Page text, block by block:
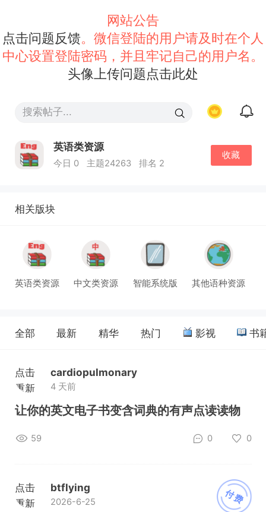
网站公告
点击问题反馈。微信登陆的用户请及时在个人
中心设置登陆密码，并且牢记自己的用户名。
头像上传问题点击此处
英语类资源
今日 0 主题24263 排名 2
收藏
相关版块
英语类资源 中文类资源 智能系统版 其他语种资源
全部 最新 精华 热门 影视 书
点击
重新
加载
cardiopulmonary
4 天前
让你的英文电子书变含词典的有声点读读物
59 0 0
付费
点击
重新
btflying
2026-6-25